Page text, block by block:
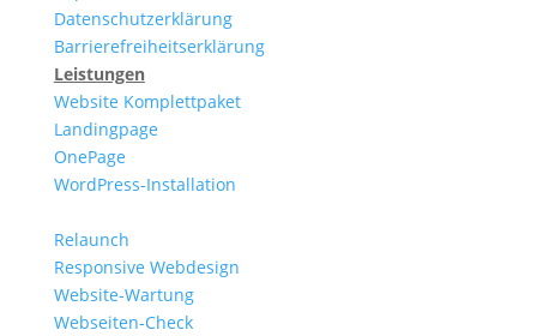
Datenschutzerklärung
Barrierefreiheitserklärung
Leistungen
Website Komplettpaket
Landingpage
OnePage
WordPress-Installation
Relaunch
Responsive Webdesign
Website-Wartung
Webseiten-Check